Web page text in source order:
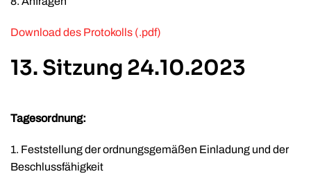
Download des Protokolls (.pdf)
13. Sitzung 24.10.2023
Tagesordnung:
1. Feststellung der ordnungsgemäßen Einladung und der
Beschlussfähigkeit